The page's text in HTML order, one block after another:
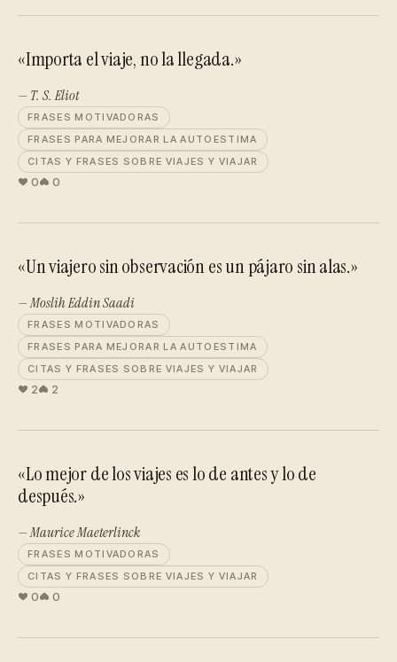
«Importa el viaje, no la llegada.»
— T. S. Eliot
FRASES MOTIVADORAS
FRASES PARA MEJORAR LA AUTOESTIMA
CITAS Y FRASES SOBRE VIAJES Y VIAJAR
0 0
«Un viajero sin observación es un pájaro sin alas.»
— Moslih Eddin Saadi
FRASES MOTIVADORAS
FRASES PARA MEJORAR LA AUTOESTIMA
CITAS Y FRASES SOBRE VIAJES Y VIAJAR
2 2
«Lo mejor de los viajes es lo de antes y lo de
después.»
— Maurice Maeterlinck
FRASES MOTIVADORAS
CITAS Y FRASES SOBRE VIAJES Y VIAJAR
0 0